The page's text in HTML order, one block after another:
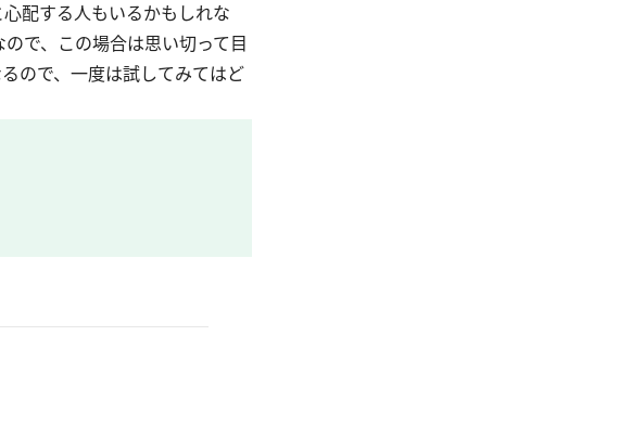
配する人もいるかもしれな
で、この場合は思い切って目
ので、一度は試してみてはど